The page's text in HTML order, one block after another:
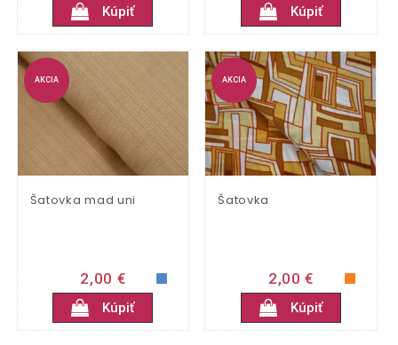
Kúpiť Kúpiť
AKCIA
Šatovka mad uni
2,00 €
Kúpiť
AKCIA
Šatovka
2,00 €
Kúpiť